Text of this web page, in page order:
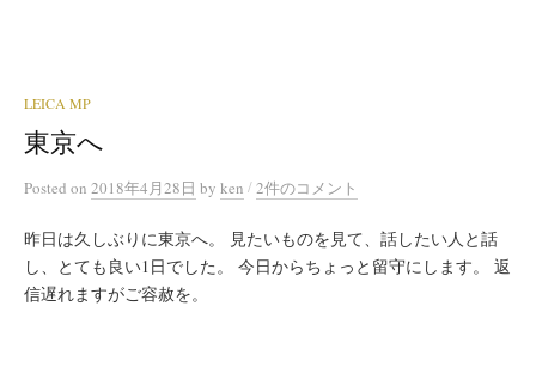
LEICA MP
東京へ
Posted on 2018年4月28日 by ken /2件のコメント
昨日は久しぶりに東京へ。 見たいものを見て、話したい人と話
し、とても良い1日でした。 今日からちょっと留守にします。 返
信遅れますがご容赦を。